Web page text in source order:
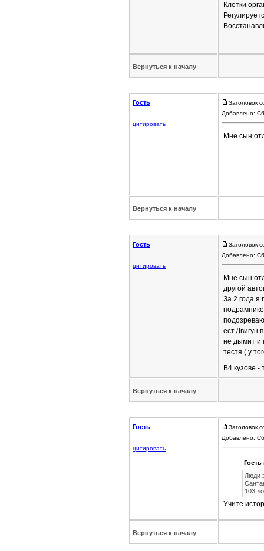
Клетки
Вернуться к началу
Гость
цитировать
Заголовок
Добавлено:
Мне сын
Вернуться к началу
Гость
цитировать
Заголовок
Добавлено:
Мне сын
другой
За 2 года я
ест.Двигун
не дымит и
тестя ( у
B4 кузове
Вернуться к началу
Гость
цитировать
Заголовок
Добавлено:
Люди
103
Учите
Вернуться к началу